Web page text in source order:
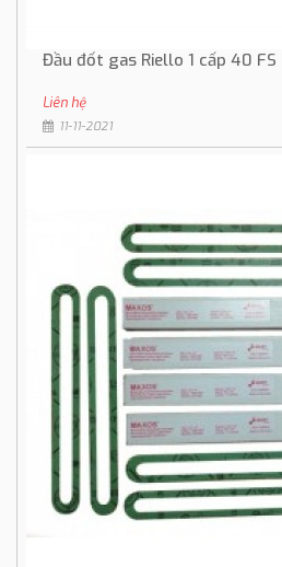
Đầu đốt gas Riello 1 cấp 40 FS
Liên hệ
11-11-2021